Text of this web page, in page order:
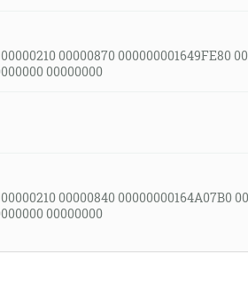
00000870 000000001649FE80
00000000
00000840 00000000164A07B0
00000000